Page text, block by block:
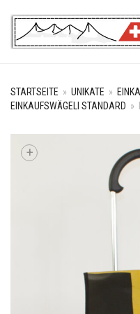
STARTSEITE » UNIKATE »
EINKAUFSWÄGELI STANDARD »
+